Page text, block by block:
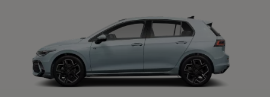
原廠認證中古車購車優惠
長期租賃優惠
原廠認證中古車 Certified Pre-Owned
八大保證
最新優惠
車輛搜尋
愛車出售